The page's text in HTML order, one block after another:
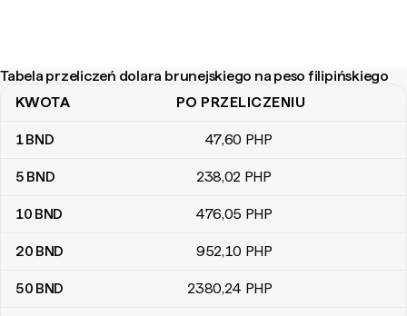
Tabela przeliczeń dolara brunejskiego na peso filipińskiego
Tabela przeliczeń dolara brunejskiego na peso filipińskiego
KWOTA PO PRZELICZENIU
1BND 47,60 PHP
5 BND 238,02 PHP
10 BND 476,05 PHP
20 BND 952,10 PHP
50 BND 2380,24 PHP